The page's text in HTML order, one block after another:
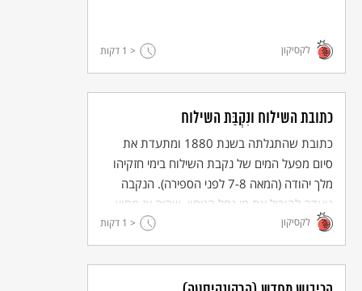
לקסיקון < 1 דקות
כתובת השילוח ונִקְבַּת השילוח
כתובת שהתגלתה בשנת 1880 ומתעדת את
סיום מפעל המים של נקבת השילוח בימי חזקיהו
מלך יהודה (המאה 7-8 לפני הספירה). הנקבה
נועדה להוביל את מי נחל הגיחון, שהיה אז מחוץ
לחומת ירושלים, אל תוך העיר בזמן המצור האשורי.
לקסיקון < 1 דקות